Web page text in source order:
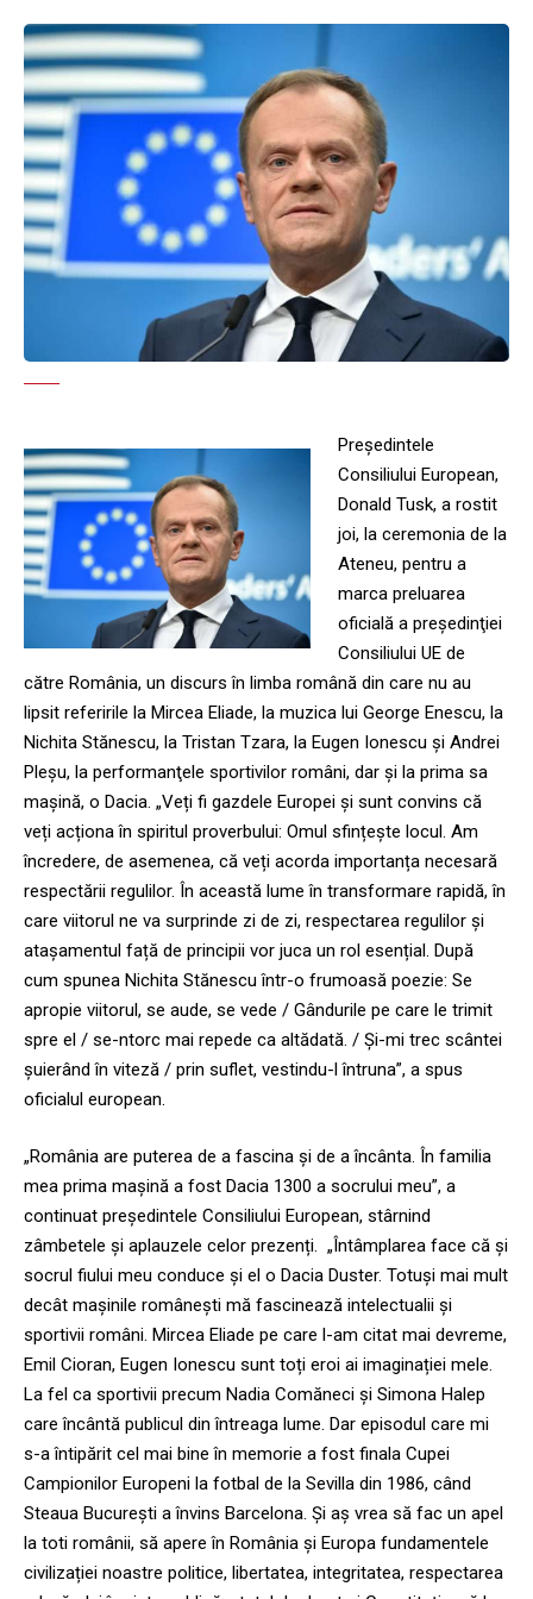
Preşedintele
Consiliului European,
Donald Tusk, a rostit
joi, la ceremonia de la
Ateneu, pentru a
marca preluarea
oficială a preşedinţiei
Consiliului UE de
către România, un discurs în limba română din care nu au
lipsit referirile la Mircea Eliade, la muzica lui George Enescu, la
Nichita Stănescu, la Tristan Tzara, la Eugen Ionescu şi Andrei
Pleşu, la performanţele sportivilor români, dar şi la prima sa
maşină, o Dacia. „Veți fi gazdele Europei și sunt convins că
veți acționa în spiritul proverbului: Omul sfințește locul. Am
încredere, de asemenea, că veți acorda importanța necesară
respectării regulilor. În această lume în transformare rapidă, în
care viitorul ne va surprinde zi de zi, respectarea regulilor și
atașamentul față de principii vor juca un rol esențial. După
cum spunea Nichita Stănescu într-o frumoasă poezie: Se
apropie viitorul, se aude, se vede / Gândurile pe care le trimit
spre el / se-ntorc mai repede ca altădată. / Și-mi trec scântei
șuierând în viteză / prin suflet, vestindu-l întruna”, a spus
oficialul european.
„România are puterea de a fascina și de a încânta. În familia
mea prima mașină a fost Dacia 1300 a socrului meu”, a
continuat președintele Consiliului European, stârnind
zâmbetele și aplauzele celor prezenți. „Întâmplarea face că și
socrul fiului meu conduce și el o Dacia Duster. Totuși mai mult
decât mașinile românești mă fascinează intelectualii și
sportivii români. Mircea Eliade pe care l-am citat mai devreme,
Emil Cioran, Eugen Ionescu sunt toți eroi ai imaginației mele.
La fel ca sportivii precum Nadia Comăneci și Simona Halep
care încântă publicul din întreaga lume. Dar episodul care mi
s-a întipărit cel mai bine în memorie a fost finala Cupei
Campionilor Europeni la fotbal de la Sevilla din 1986, când
Steaua București a învins Barcelona. Și aș vrea să fac un apel
la toti românii, să apere în România și Europa fundamentele
civilizației noastre politice, libertatea, integritatea, respectarea